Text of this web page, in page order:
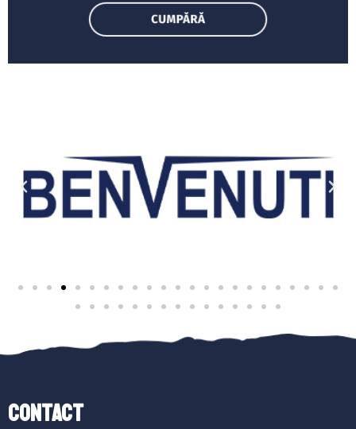
Contact